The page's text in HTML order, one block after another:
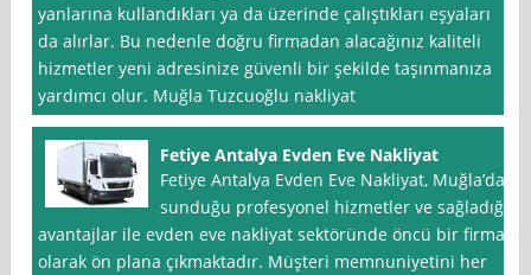
yanlarına kullandıkları ya da üzerinde çalıştıkları eşyaları
da alırlar. Bu nedenle doğru firmadan alacağınız kaliteli
hizmetler yeni adresinize güvenli bir şekilde taşınmanıza
yardımcı olur. Muğla Tuzcuoğlu nakliyat
Fetiye Antalya Evden Eve Nakliyat
Fetiye Antalya Evden Eve Nakliyat, Muğla’da
sunduğu profesyonel hizmetler ve sağladığı
avantajlar ile evden eve nakliyat sektöründe öncü bir firma
olarak ön plana çıkmaktadır. Müşteri memnuniyetini her